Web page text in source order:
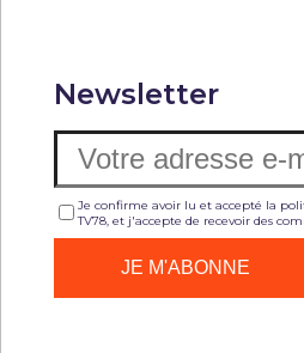
Newsletter
Je confirme avoir lu et accepté la
TV78, et j'accepte de recevoir des